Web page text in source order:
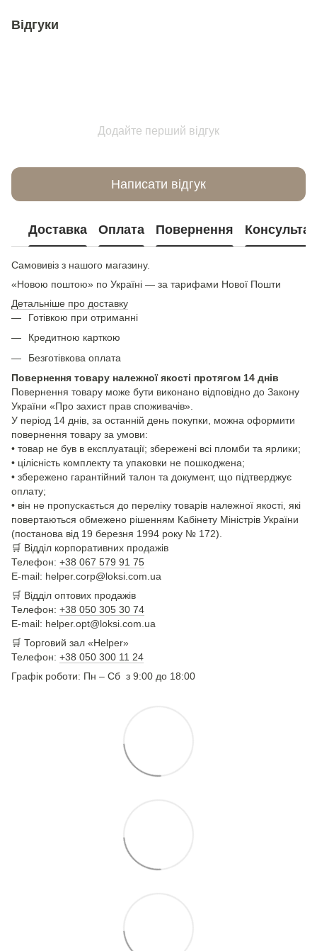
Відгуки
Додайте перший відгук
Написати відгук
Доставка Оплата Повернення
Самовивіз з нашого магазину.
«Новою поштою» по Україні — за тарифами Нової Пошти
Детальніше про доставку
Готівкою при отриманні
Кредитною карткою
Безготівкова оплата
Повернення товару належної якості протягом 14 днів
Повернення товару може бути виконано відповідно до Закону
України «Про захист прав споживачів».
У період 14 днів, за останній день покупки, можна оформити
повернення товару за умови:
• товар не був в експлуатації; збережені всі пломби та ярлики;
• цілісність комплекту та упаковки не пошкоджена;
• збережено гарантійний талон та документ, що підтверджує
оплату;
• він не пропускається до переліку товарів належної якості, які
повертаються обмежено рішенням Кабінету Міністрів України
(постанова від 19 березня 1994 року № 172).
🛒 Відділ корпоративних продажів
Телефон: +38 067 579 91 75
E-mail: helper.corp@loksi.com.ua
🛒 Відділ оптових продажів
Телефон: +38 050 305 30 74
E-mail: helper.opt@loksi.com.ua
🛒 Торговий зал «Helper»
Телефон: +38 050 300 11 24
Графік роботи: Пн – Сб з 9:00 до 18:00